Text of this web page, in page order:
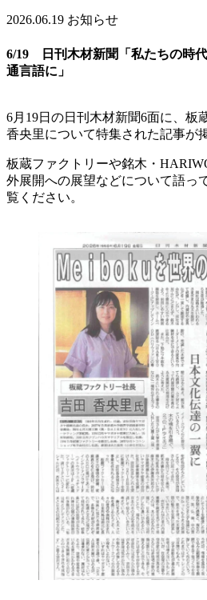
2026.06.19 お知らせ
6/19 日刊木材新聞「私たちの時
通言語に」
6月19日の日刊木材新聞6面に、板
香央里について特集された記事が
板蔵ファクトリーや銘木・
外展開への展望などについて語っ
覧ください。